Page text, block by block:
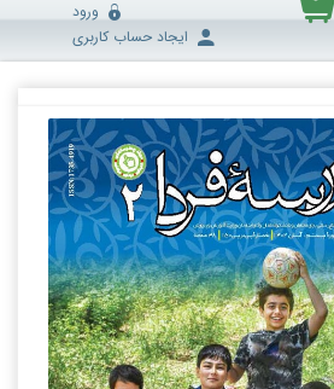
ورود
ایجاد حساب کاربری